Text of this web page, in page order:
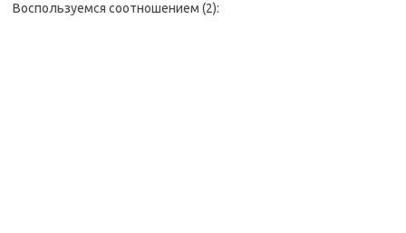
Воспользуемся соотношением (2):